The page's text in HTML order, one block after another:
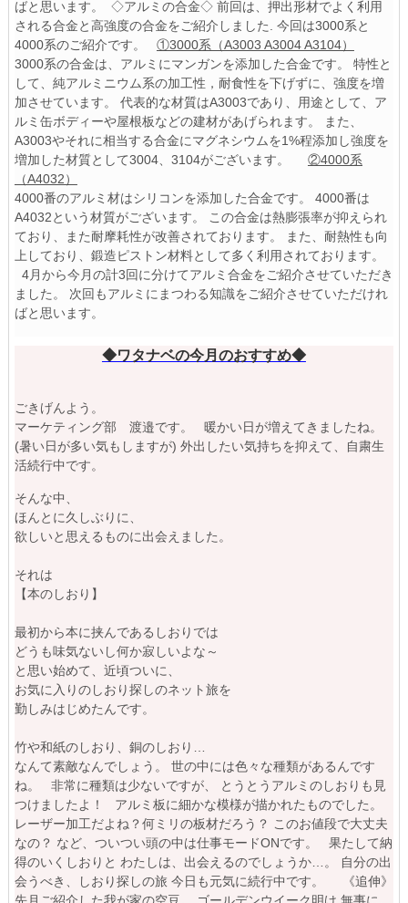
ばと思います。
​​​​​◇アルミの合金◇前回は、押出形材でよく利用
される合金と高強度の合金をご紹介しました.
今回は3000系と
4000系のご紹介です。
①3000系（A3003 A3004 A3104）
3000系の合金は、アルミにマンガンを添加した合金です。
特性と
して、純アルミニウム系の加工性，耐食性を下げずに、強度を増
加させています。
代表的な材質はA3003であり、用途として、ア
ルミ缶ボディーや屋根板などの建材があげられます。
また、
A3003やそれに相当する合金にマグネシウムを1%程添加し強度を
増加した材質として3004、3104がございます。
②4000系
（A4032）
4000番のアルミ材はシリコンを添加した合金です。
4000番は
A4032という材質がございます。
この合金は熱膨張率が抑えられ
ており、また耐摩耗性が改善されております。
また、耐熱性も向
上しており、鍛造ピストン材料として多く利用されております。
4月から今月の計3回に分けてアルミ合金をご紹介させていただき
ました。
次回もアルミにまつわる知識をご紹介させていただけれ
ばと思います。
◆ワタナベの今月のおすすめ◆
ごきげんよう。
マーケティング部 渡邉です。
暖かい日が増えてきましたね。
(暑い日が多い気もしますが) 外出したい気持ちを抑えて、自粛生
活続行中です。
そんな中、
ほんとに久しぶりに、
欲しいと思えるものに出会えました。
それは
【本のしおり】
最初から本に挟んであるしおりでは
どうも味気ないし何か寂しいよな～
と思い始めて、近頃ついに、
お気に入りのしおり探しのネット旅を
勤しみはじめたんです。
竹や和紙のしおり、銅のしおり…
なんて素敵なんでしょう。
世の中には色々な種類があるんです
ね。
非常に種類は少ないですが、
とうとうアルミのしおりも見
つけましたよ！
アルミ板に細かな模様が描かれたものでした。
レーザー加工だよね？何ミリの板材だろう？ このお値段で大丈夫
なの？ など、ついつい頭の中は仕事モードONです。
果たして納
得のいくしおりと わたしは、出会えるのでしょうか…。
自分の出
会うべき、しおり探しの旅 今日も元気に続行中です。
《追伸》
先月ご紹介した我が家の空豆。
ゴールデンウイーク明け 無事に、